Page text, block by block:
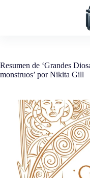
Resumen de ‘Grandes
monstruos’ por Nikita Gill